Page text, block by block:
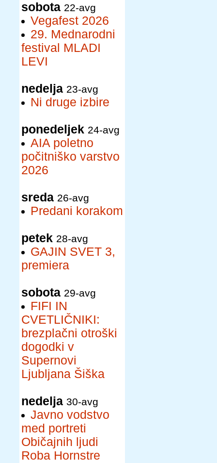
sobota 22-avg
Vegafest 2026
29. Mednarodni
festival MLADI
LEVI
nedelja 23-avg
Ni druge izbire
ponedeljek 24-avg
AIA poletno
počitniško varstvo
2026
sreda 26-avg
Predani korakom
petek 28-avg
GAJIN SVET 3,
premiera
sobota 29-avg
FIFI IN
CVETLIČNIKI:
brezplačni otroški
dogodki v
Supernovi
Ljubljana Šiška
nedelja 30-avg
Javno vodstvo
med portreti
Običajnih ljudi
Roba Hornstre